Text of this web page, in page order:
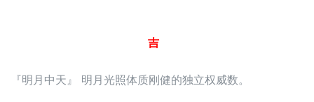
吉
『明月中天』 明月光照体质刚健的独立权威数。